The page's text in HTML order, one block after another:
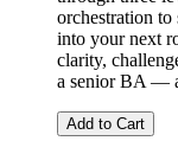
orchestration
into your next
clarity,
a senior BA —
Add to Cart